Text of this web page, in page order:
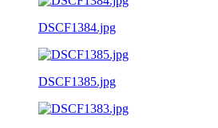
DSCF1384.jpg
DSCF1385.jpg